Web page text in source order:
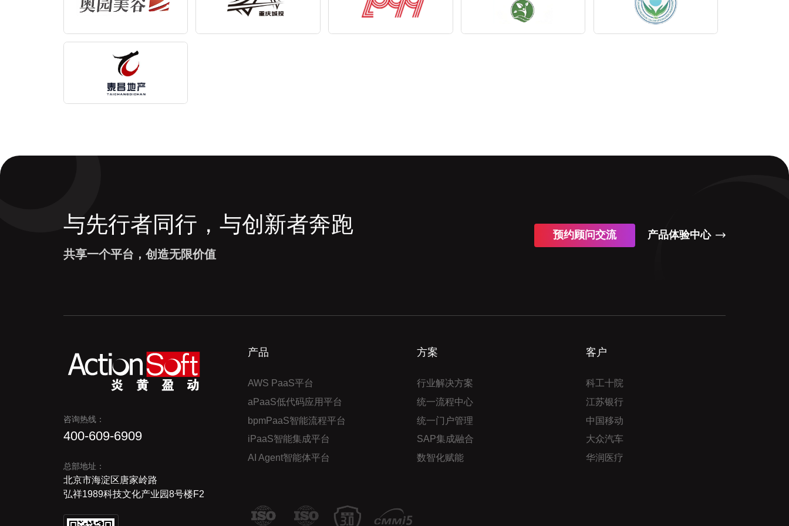
与先行者同行，与创新者奔跑
共享一个平台，创造无限价值
预约顾问交流 产品体验中心
咨询热线：
400-609-6909
总部地址：
北京市海淀区唐家岭路
弘祥1989科技文化产业园8号楼F2
产品
AWS PaaS平台
aPaaS低代码应用平台
bpmPaaS智能流程平台
iPaaS智能集成平台
AI Agent智能体平台
方案
行业解决方案
统一流程中心
统一门户管理
SAP集成融合
数智化赋能
客户
科工十院
江苏银行
中国移动
大众汽车
华润医疗